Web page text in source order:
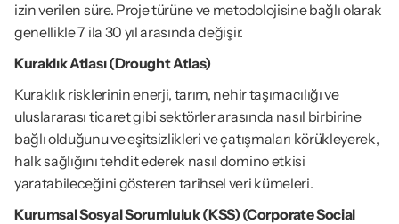
izin verilen süre. Proje türüne ve metodolojisine bağlı olarak
genellikle 7 ila 30 yıl arasında değişir.
Kuraklık Atlası (Drought Atlas)
Kuraklık risklerinin enerji, tarım, nehir taşımacılığı ve
uluslararası ticaret gibi sektörler arasında nasıl birbirine
bağlı olduğunu ve eşitsizlikleri ve çatışmaları körükleyerek,
halk sağlığını tehdit ederek nasıl domino etkisi
yaratabileceğini gösteren tarihsel veri kümeleri.
Kurumsal Sosyal Sorumluluk (KSS) (Corporate Social